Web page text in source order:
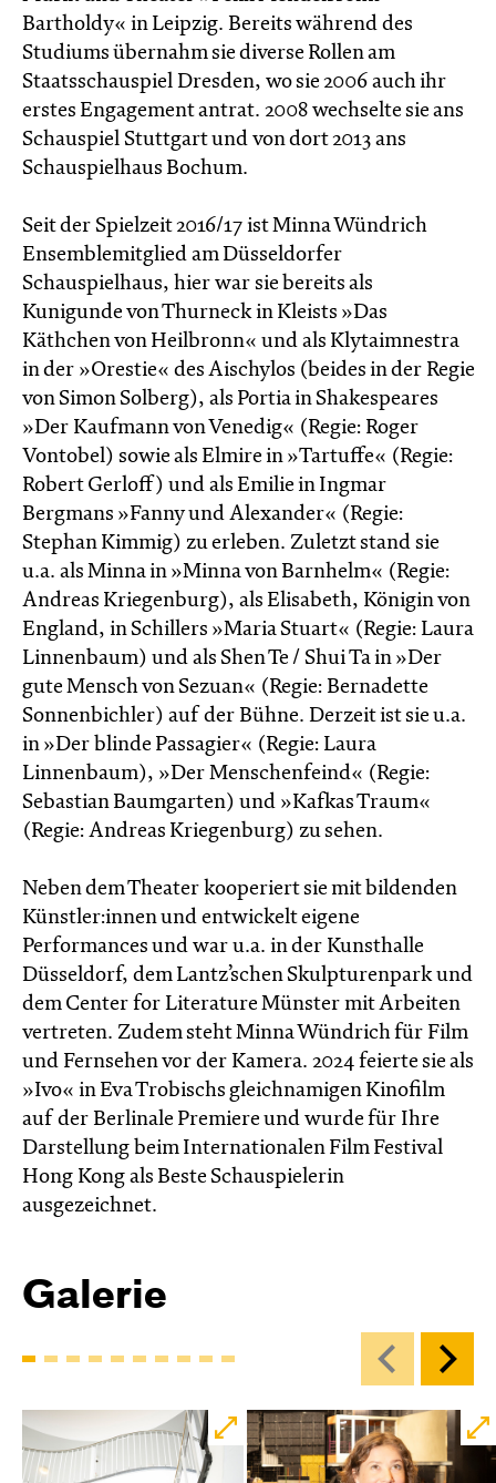
Bartholdy« in Leipzig. Bereits während des
Studiums übernahm sie diverse Rollen am
Staatsschauspiel Dresden, wo sie 2006 auch ihr
erstes Engagement antrat. 2008 wechselte sie ans
Schauspiel Stuttgart und von dort 2013 ans
Schauspielhaus Bochum.
Seit der Spielzeit 2016/17 ist Minna Wündrich
Ensemblemitglied am Düsseldorfer
Schauspielhaus, hier war sie bereits als
Kunigunde von Thurneck in Kleists »Das
Käthchen von Heilbronn« und als Klytaimnestra
in der »Orestie« des Aischylos (beides in der Regie
von Simon Solberg), als Portia in Shakespeares
»Der Kaufmann von Venedig« (Regie: Roger
Vontobel) sowie als Elmire in »Tartuffe« (Regie:
Robert Gerloff) und als Emilie in Ingmar
Bergmans »Fanny und Alexander« (Regie:
Stephan Kimmig) zu erleben. Zuletzt stand sie
u.a. als Minna in »Minna von Barnhelm« (Regie:
Andreas Kriegenburg), als Elisabeth, Königin von
England, in Schillers »Maria Stuart« (Regie: Laura
Linnenbaum) und als Shen Te / Shui Ta in »Der
gute Mensch von Sezuan« (Regie: Bernadette
Sonnenbichler) auf der Bühne. Derzeit ist sie u.a.
in »Der blinde Passagier« (Regie: Laura
Linnenbaum), »Der Menschen­feind« (Regie:
Sebastian Baumgarten) und »Kafkas Traum«
(Regie: Andreas Kriegenburg) zu sehen.
Neben dem Theater kooperiert sie mit bildenden
Künstler:innen und entwickelt eigene
Performances und war u.a. in der Kunsthalle
Düsseldorf, dem Lantz’schen Skulpturenpark und
dem Center for Literature Münster mit Arbeiten
vertreten. Zudem steht Minna Wündrich für Film
und Fernsehen vor der Kamera. 2024 feierte sie als
»Ivo« in Eva Trobischs gleichnamigen Kinofilm
auf der Berlinale Premiere und wurde für Ihre
Darstellung beim Internationalen Film Festival
Hong Kong als Beste Schauspielerin
ausgezeichnet.
Galerie